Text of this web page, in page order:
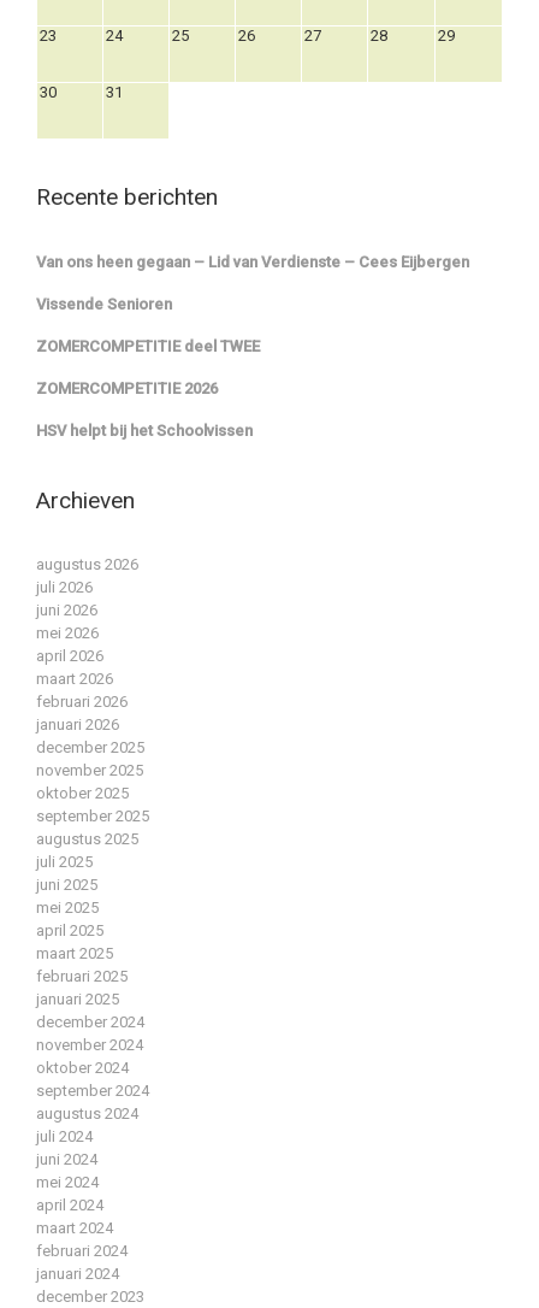
23 24 25 26 27 28 29
30 31
Recente berichten
Van ons heen gegaan – Lid van Verdienste – Cees Eijbergen
Vissende Senioren
ZOMERCOMPETITIE deel TWEE
ZOMERCOMPETITIE 2026
HSV helpt bij het Schoolvissen
Archieven
augustus 2026
juli 2026
juni 2026
mei 2026
april 2026
maart 2026
februari 2026
januari 2026
december 2025
november 2025
oktober 2025
september 2025
augustus 2025
juli 2025
juni 2025
mei 2025
april 2025
maart 2025
februari 2025
januari 2025
december 2024
november 2024
oktober 2024
september 2024
augustus 2024
juli 2024
juni 2024
mei 2024
april 2024
maart 2024
februari 2024
januari 2024
december 2023